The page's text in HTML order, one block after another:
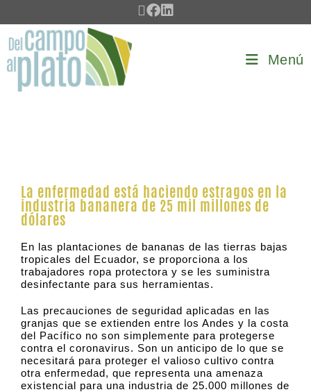
Menú
La enfermedad está haciendo estragos en la
industria bananera de 25 mil millones de
dólares
En las plantaciones de bananas de las tierras bajas
tropicales del Ecuador, se proporciona a los
trabajadores ropa protectora y se les suministra
desinfectante para sus herramientas.
Las precauciones de seguridad aplicadas en las
granjas que se extienden entre los Andes y la costa
del Pacífico no son simplemente para protegerse
contra el coronavirus. Son un anticipo de lo que se
necesitará para proteger el valioso cultivo contra
otra enfermedad, que representa una amenaza
existencial para una industria de 25.000 millones de